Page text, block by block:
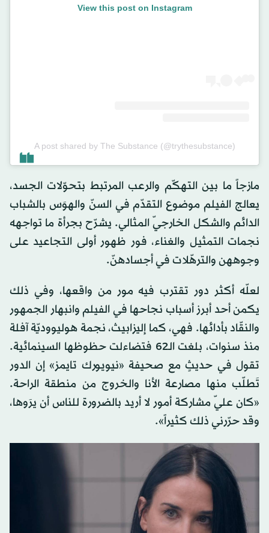
View this post on Instagram
A post shared by The Substance (@trythesubstance)
مازجاً ما بين التهكّم والرعب المرتبط بتحوّلات الجسد،
يعالج الفيلم موضوع التقدّم في السنّ والهوَس بالشباب
الدائم والشكل الخارجيّ المثالي. يشرّح بجرأة ما تواجهه
نجمات التمثيل والغناء، فور ظهور أولى التجاعيد على
وجوههن والترهّلات في أجسادهنّ.
لعلّه أكثر دور تقترب فيه مور من واقعها، وفي ذلك
يكمن أحد أبرز أسباب نجاحها في الفيلم وانبهار الجمهور
والنقّاد بأدائها. فهي، كما إليزابيث، نجمة هوليووديّة آفلة
منذ سنوات، بلغت الـ62 فتضاءلت حظوظها السينمائية.
تقول في حديثٍ مع صحيفة «نيويورك تايمز» إن الدور
تَطلّب منها مصارعة الأنا والخروج من منطقة الراحة.
«كان عليّ مشاركة أمور لا أريد بالضرورة للناس أن يرَوها،
وقد حرّرني ذلك كثيراً».